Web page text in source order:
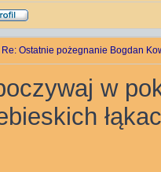
Re: Ostatnie pożegnanie Bogdan
w